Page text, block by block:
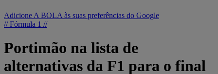
Adicione A BOLA às suas preferências do Google
// Fórmula 1 //
Portimão na lista de
alternativas da F1 para o final